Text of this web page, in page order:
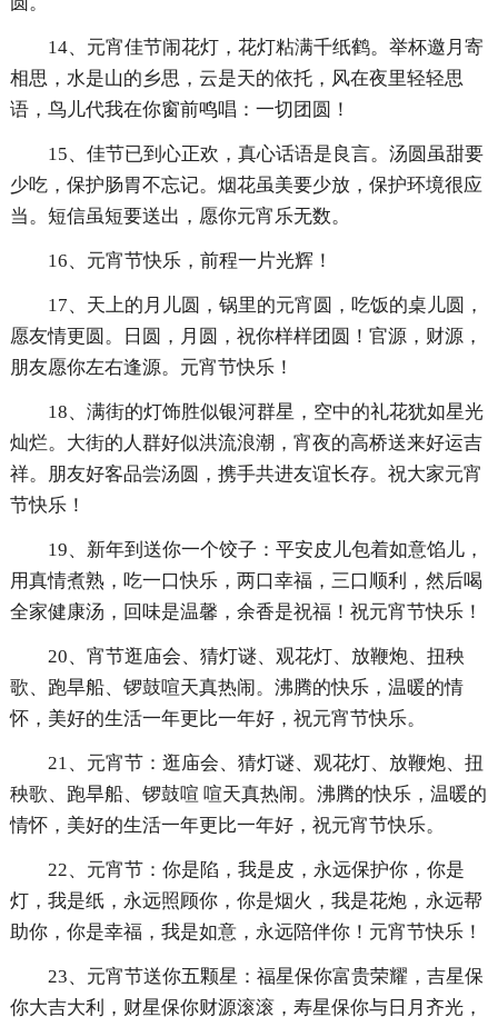
14、元宵佳节闹花灯，花灯粘满千纸鹤。举杯邀月寄
相思，水是山的乡思，云是天的依托，风在夜里轻轻思
语，鸟儿代我在你窗前鸣唱：一切团圆！
15、佳节已到心正欢，真心话语是良言。汤圆虽甜要
少吃，保护肠胃不忘记。烟花虽美要少放，保护环境很应
当。短信虽短要送出，愿你元宵乐无数。
16、元宵节快乐，前程一片光辉！
17、天上的月儿圆，锅里的元宵圆，吃饭的桌儿圆，
愿友情更圆。日圆，月圆，祝你样样团圆！官源，财源，
朋友愿你左右逢源。元宵节快乐！
18、满街的灯饰胜似银河群星，空中的礼花犹如星光
灿烂。大街的人群好似洪流浪潮，宵夜的高桥送来好运吉
祥。朋友好客品尝汤圆，携手共进友谊长存。祝大家元宵
节快乐！
19、新年到送你一个饺子：平安皮儿包着如意馅儿，
用真情煮熟，吃一口快乐，两口幸福，三口顺利，然后喝
全家健康汤，回味是温馨，余香是祝福！祝元宵节快乐！
20、宵节逛庙会、猜灯谜、观花灯、放鞭炮、扭秧
歌、跑旱船、锣鼓喧天真热闹。沸腾的快乐，温暖的情
怀，美好的生活一年更比一年好，祝元宵节快乐。
21、元宵节：逛庙会、猜灯谜、观花灯、放鞭炮、扭
秧歌、跑旱船、锣鼓喧 喧天真热闹。沸腾的快乐，温暖的
情怀，美好的生活一年更比一年好，祝元宵节快乐。
22、元宵节：你是陷，我是皮，永远保护你，你是
灯，我是纸，永远照顾你，你是烟火，我是花炮，永远帮
助你，你是幸福，我是如意，永远陪伴你！元宵节快乐！
23、元宵节送你五颗星：福星保你富贵荣耀，吉星保
你大吉大利，财星保你财源滚滚，寿星保你与日月齐光，